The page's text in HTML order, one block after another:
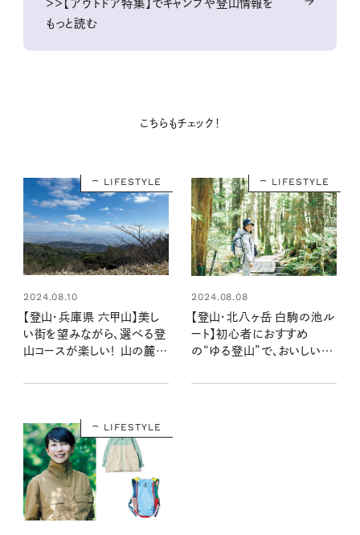
＞＞【アウトドア特集】でキャンプや登山情報を
もっと読む
こちらもチェック！
LIFESTYLE
2024.08.10
【登山・兵庫県 六甲山】美し
い街を望みながら、選べる登
山コースが楽しい！ 山の麓で
も◎
LIFESTYLE
2024.08.08
【登山・北八ヶ岳 白駒の池ル
ート】初心者におすすめ
の“ゆる登山”で、おいしいも
こう
LIFESTYLE